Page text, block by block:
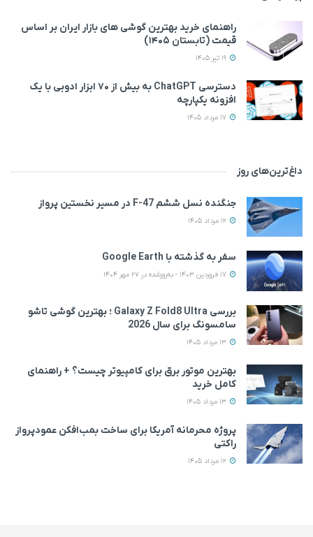
راهنمای خرید بهترین گوشی های بازار ایران بر اساس
قیمت (تابستان ۱۴۰۵)
دسترسی ChatGPT به بیش از ۷۰ ابزار ادوبی با یک
افزونه یکپارچه
داغ‌ترین‌های روز
جنگنده نسل ششم F-47 در مسیر نخستین پرواز
سفر به گذشته با Google Earth
بررسی Galaxy Z Fold8 Ultra ؛ بهترین گوشی تاشو
سامسونگ برای سال 2026
بهترین موتور برق برای کامپیوتر چیست؟ + راهنمای
کامل خرید
پروژه محرمانه آمریکا برای ساخت بمب‌افکن عمودپرواز
راکتی